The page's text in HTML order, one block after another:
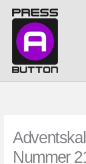
Inhalt
springen
Nummer